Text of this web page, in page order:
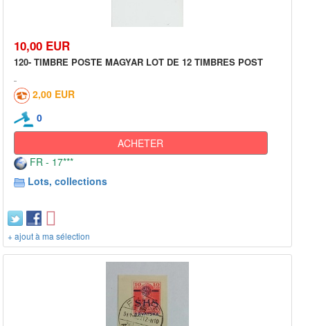
10,00 EUR
120- TIMBRE POSTE MAGYAR LOT DE 12 TIMBRES POST
2,00 EUR
0
ACHETER
FR - 17***
Lots, collections
+ ajout à ma sélection